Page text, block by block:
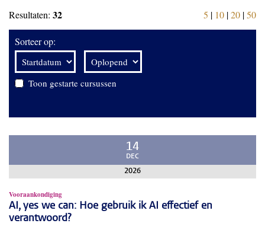
Resultaten: 32 5 | 10 |20 |50
Sorteer op:
Toon gestarte cursussen
14
DEC
2026
Vooraankondiging
AI, yes we can: Hoe gebruik ik AI effectief en
verantwoord?